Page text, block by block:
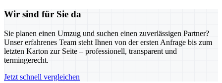
Wir sind für Sie da
Sie planen einen Umzug und suchen einen zuverlässigen Partner?
Unser erfahrenes Team steht Ihnen von der ersten Anfrage bis zum
letzten Karton zur Seite – professionell, transparent und
termingerecht.
Jetzt schnell vergleichen